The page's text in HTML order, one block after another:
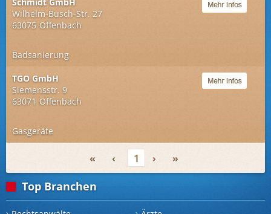
Wilhelm-Busch-Str. 27
63075 Offenbach
Badsanierung
TGO GmbH
Siemensstr. 9
63071 Offenbach
Gasgeräte
« ‹ 1 › »
Top Branchen